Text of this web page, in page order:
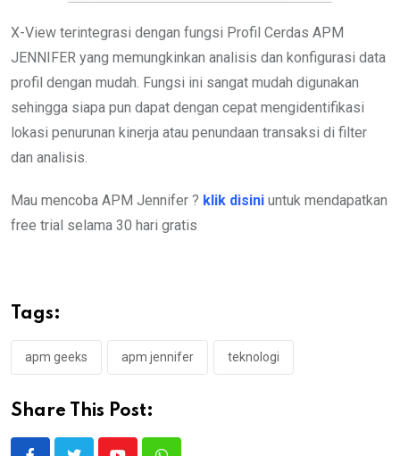
X-View terintegrasi dengan fungsi Profil Cerdas APM
JENNIFER yang memungkinkan analisis dan konfigurasi data
profil dengan mudah. Fungsi ini sangat mudah digunakan
sehingga siapa pun dapat dengan cepat mengidentifikasi
lokasi penurunan kinerja atau penundaan transaksi di filter
dan analisis.
Mau mencoba APM Jennifer ? klik disini untuk mendapatkan
free trial selama 30 hari gratis
Tags:
apm geeks apm jennifer teknologi
Share This Post: